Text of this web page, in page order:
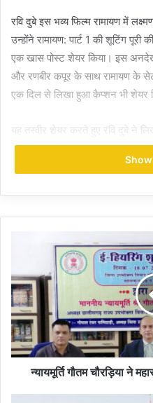
रवि दुबे इस भव्य फिल्म रामायण में
उन्होंने रामायण: पार्ट 1 की शूटिंग
एक खास पोस्ट शेयर किया। इस
और रणबीर कपूर के साथ रामायण के
एक दिल से लिखा हुआ कैप्शन भी शेयर
यह तस्वीर शेयर करते हुए रवि दुबे ने
विजय है, राम || दिग्गजों की संगत में।
देखने के लिए बेहद उत्साहित हैं। फिल्म
ये एक बड़ी कहानी के लिए बड़ी
इस फिल्म को नितेश तिवारी डायरेक्ट
की प्राइम फोकस स्टूडियोज कर रहा
DNEG और यश की मॉन्स्टर माइंड
फिल्म दुनियाभर में IMAX पर रिलीज
पार्ट 2 दीवाली 2027 में रिलीज की
न्यायमूर्ति गौतम चौरड़िया ने